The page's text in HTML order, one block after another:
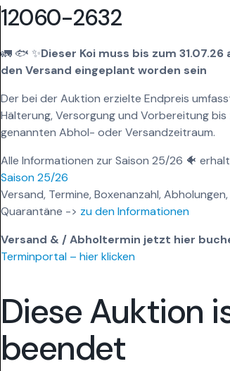
12060-2632
🚛 🐟 ✨Dieser Koi muss bis zum
den Versand eingeplant worden sein
Der bei der Auktion erzielte Endpreis
Hälterung, Versorgung und Vorbereitung bis
genannten Abhol- oder Versandzeitraum.
Alle Informationen zur Saison 25/26 🐠
Saison 25/26
Versand, Termine, Boxenanzahl,
Quarantäne -> zu den Informationen
Versand & / Abholtermin jetzt hier
Terminportal – hier klicken
Diese Auktion
beendet